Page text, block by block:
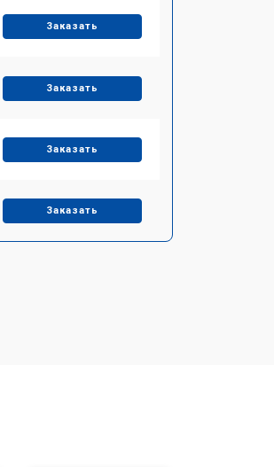
Заказать
Заказать
Заказать
Заказать